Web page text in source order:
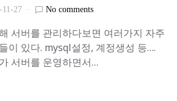
11-27 No comments
서버를 관리하다보면 여러가지 자주
이 있다. mysql설정, 계정생성 등….
서버를 운영하면서…